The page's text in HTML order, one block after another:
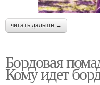
читать дальше →
Бордовая
Кому идет